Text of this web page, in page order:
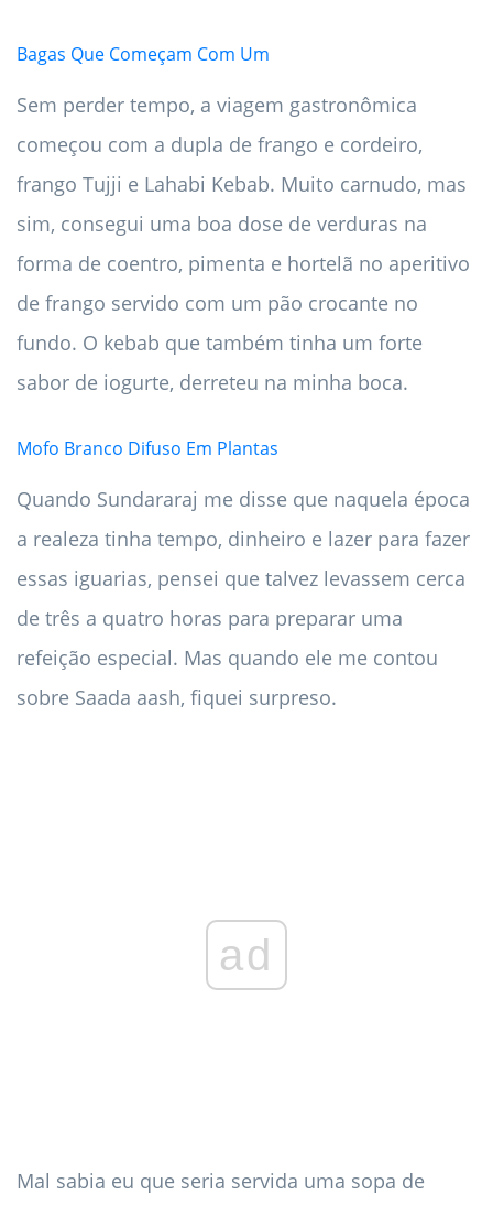
Bagas Que Começam Com Um
Sem perder tempo, a viagem gastronômica
começou com a dupla de frango e cordeiro,
frango Tujji e Lahabi Kebab. Muito carnudo, mas
sim, consegui uma boa dose de verduras na
forma de coentro, pimenta e hortelã no aperitivo
de frango servido com um pão crocante no
fundo. O kebab que também tinha um forte
sabor de iogurte, derreteu na minha boca.
Mofo Branco Difuso Em Plantas
Quando Sundararaj me disse que naquela época
a realeza tinha tempo, dinheiro e lazer para fazer
essas iguarias, pensei que talvez levassem cerca
de três a quatro horas para preparar uma
refeição especial. Mas quando ele me contou
sobre Saada aash, fiquei surpreso.
ad
Mal sabia eu que seria servida uma sopa de